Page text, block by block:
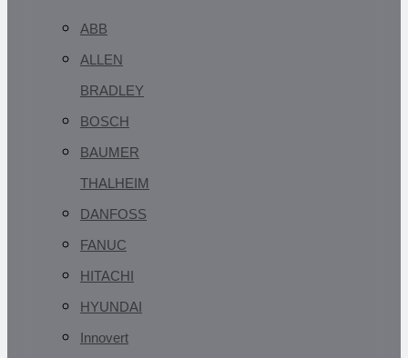
ABB
ALLEN
BRADLEY
BOSCH
BAUMER
THALHEIM
DANFOSS
FANUC
HITACHI
HYUNDAI
Innovert